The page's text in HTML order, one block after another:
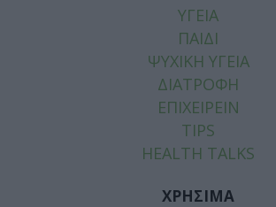
ΥΓΕΙΑ
ΠΑΙΔΙ
ΨΥΧΙΚΗ ΥΓΕΙΑ
ΔΙΑΤΡΟΦΗ
ΕΠΙΧΕΙΡΕΙΝ
TIPS
HEALTH TALKS
ΧΡΗΣΙΜΑ